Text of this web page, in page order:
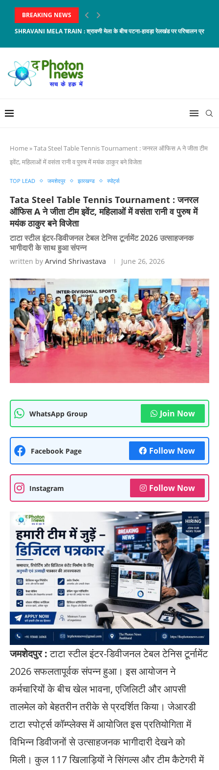
BREAKING NEWS
SHRAVANI MELA TRAIN : श्रावणी मेला के बीच पटना-हावड़ा रेलखंड पर परिचालन
Home»Tata Steel Table Tennis Tournament : जनरल ऑफिस A ने जीता टीम
इवेंट, महिलाओं में वसंता रानी व पुरुष में मयंक ठाकुर बने विजेता
TOP LEAD जमशेदपुर झारखण्ड स्पोर्ट्स
Tata Steel Table Tennis Tournament : जनरल
ऑफिस A ने जीता टीम इवेंट, महिलाओं में वसंता रानी व पुरुष में
मयंक ठाकुर बने विजेता
टाटा स्टील इंटर-डिवीजनल टेबल टेनिस टूर्नामेंट 2026 उत्साहजनक
भागीदारी के साथ हुआ संपन्न
written by Arvind Shrivastava June 26, 2026
WhatsApp Group Join Now
Facebook Page Follow Now
Instagram Follow Now
जमशेदपुर :टाटा स्टील इंटर-डिवीजनल टेबल टेनिस टूर्नामेंट
2026 सफलतापूर्वक संपन्न हुआ। इस आयोजन ने
कर्मचारियों के बीच खेल भावना, एजिलिटी और आपसी
तालमेल को बेहतरीन तरीके से प्रदर्शित किया। जेआरडी
टाटा स्पोर्ट्स कॉम्प्लेक्स में आयोजित इस प्रतियोगिता में
विभिन्न डिवीजनों से उत्साहजनक भागीदारी देखने को
मिली। कुल 117 खिलाड़ियों ने सिंगल्स और टीम कैटेगरी में